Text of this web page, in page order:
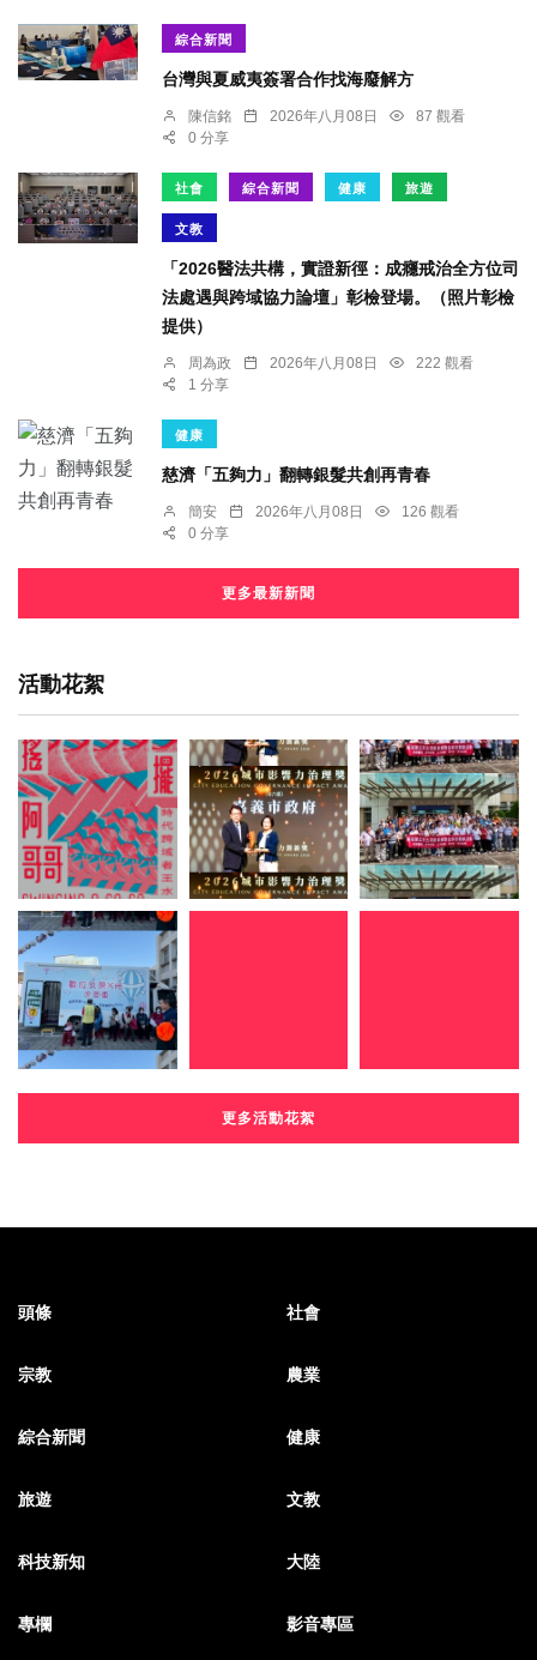
綜合新聞
台灣與夏威夷簽署合作找海廢解方
陳信銘 2026年八月08日
87 觀看
0 分享
社會 綜合新聞 健康 旅遊
文教
「2026醫法共構，實證新徑：成癮戒治全方位司
法處遇與跨域協力論壇」彰檢登場。（照片彰檢
提供）
周為政 2026年八月08日
222 觀看
1 分享
健康
慈濟「五夠力」翻轉銀髮共創再青春
簡安 2026年八月08日
126 觀看
0 分享
更多最新新聞
活動花絮
更多活動花絮
頭條 社會
宗教 農業
綜合新聞 健康
旅遊 文教
科技新知 大陸
專欄 影音專區